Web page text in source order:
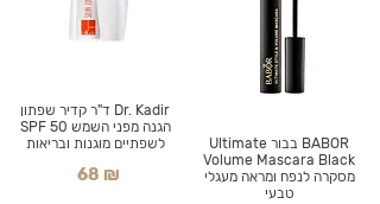
Dr. Kadir ד"ר קדיר שפתון
הגנה מפני השמש SPF 50
לשפתיים מוגנות ובריאות
68 ₪
BABOR בבור Ultimate
Volume Mascara Black
מסקרה לנפח ומראה מעגלי
טבעי